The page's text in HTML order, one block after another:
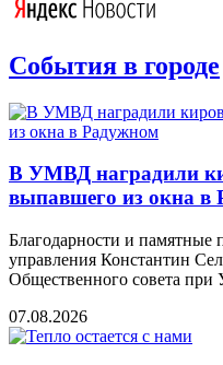
События в городе
В УМВД наградили
выпавшего из окна в
Благодарности и памятные
управления Константин
Общественного совета
07.08.2026